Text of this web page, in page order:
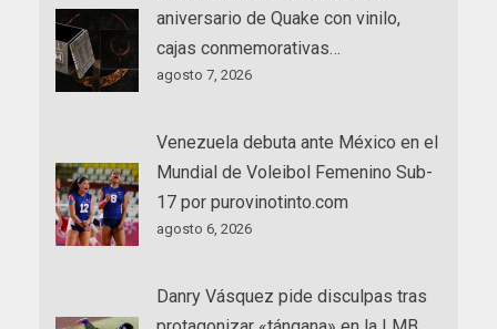
aniversario de Quake con vinilo,
cajas conmemorativas…
agosto 7, 2026
Venezuela debuta ante México en el
Mundial de Voleibol Femenino Sub-
17 por purovinotinto.com
agosto 6, 2026
Danry Vásquez pide disculpas tras